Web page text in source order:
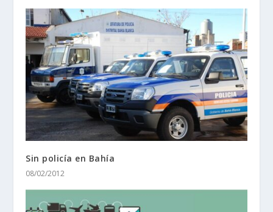
Sin policía en Bahía
08/02/2012